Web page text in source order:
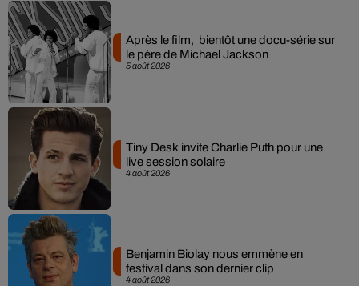
5 août 2026
Après le film, bientôt une docu-série sur
le père de Michael Jackson
4 août 2026
Tiny Desk invite Charlie Puth pour une
live session solaire
4 août 2026
Benjamin Biolay nous emmène en
festival dans son dernier clip